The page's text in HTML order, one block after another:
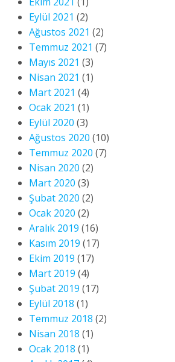
Eylül 2021 (2)
Ağustos 2021 (2)
Temmuz 2021 (7)
Mayıs 2021 (3)
Nisan 2021 (1)
Mart 2021 (4)
Ocak 2021 (1)
Eylül 2020 (3)
Ağustos 2020 (10)
Temmuz 2020 (7)
Nisan 2020 (2)
Mart 2020 (3)
Şubat 2020 (2)
Ocak 2020 (2)
Aralık 2019 (16)
Kasım 2019 (17)
Ekim 2019 (17)
Mart 2019 (4)
Şubat 2019 (17)
Eylül 2018 (1)
Temmuz 2018 (2)
Nisan 2018 (1)
Ocak 2018 (1)